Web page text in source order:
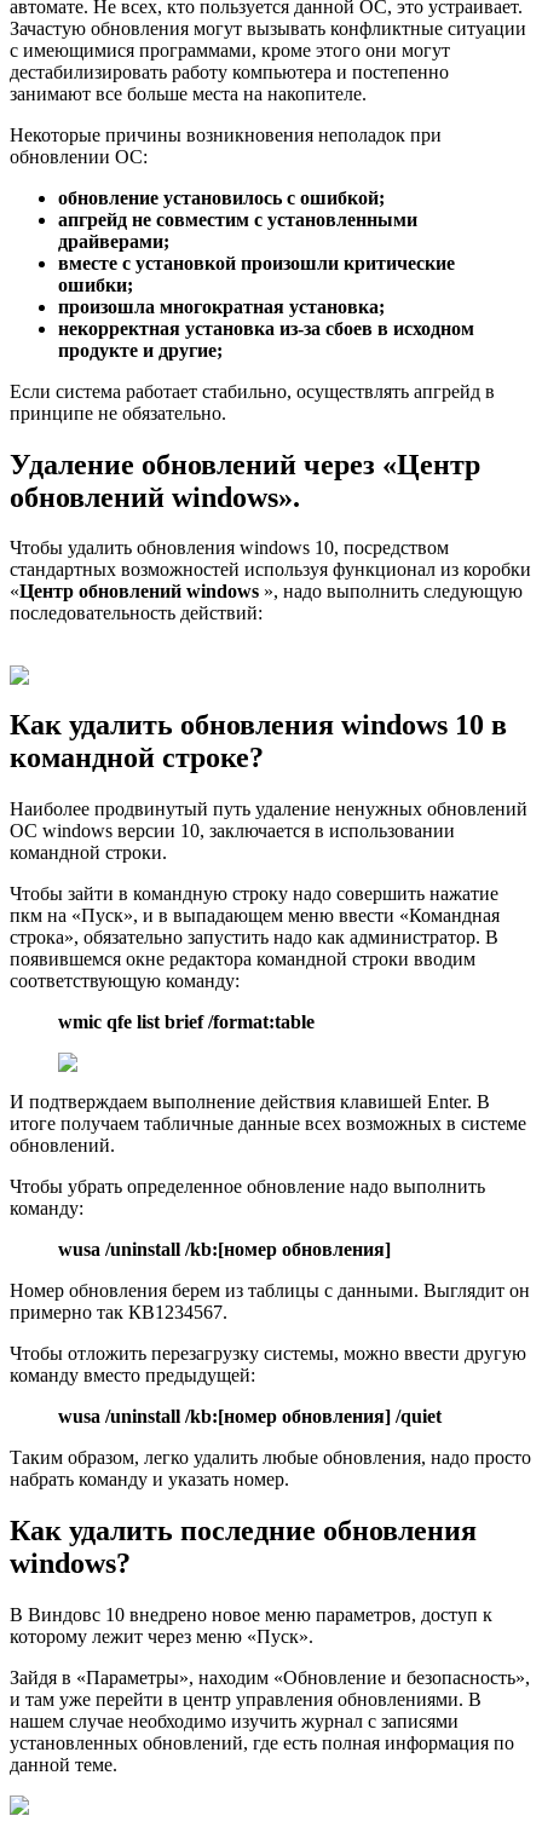
автомате. Не всех, кто пользуется данной ОС, это устраивает.
Зачастую обновления могут вызывать конфликтные ситуации
с имеющимися программами, кроме этого они могут
дестабилизировать работу компьютера и постепенно
занимают все больше места на накопителе.
Некоторые причины возникновения неполадок при
обновлении ОС:
обновление установилось с ошибкой;
апгрейд не совместим с установленными
драйверами;
вместе с установкой произошли критические
ошибки;
произошла многократная установка;
некорректная установка из-за сбоев в исходном
продукте и другие;
Если система работает стабильно, осуществлять апгрейд в
принципе не обязательно.
Удаление обновлений через «Центр
обновлений windows».
Чтобы удалить обновления windows 10, посредством
стандартных возможностей используя функционал из коробки
«Центр обновлений windows », надо выполнить следующую
последовательность действий:
Как удалить обновления windows 10 в
командной строке?
Наиболее продвинутый путь удаление ненужных обновлений
ОС windows версии 10, заключается в использовании
командной строки.
Чтобы зайти в командную строку надо совершить нажатие
пкм на «Пуск», и в выпадающем меню ввести «Командная
строка», обязательно запустить надо как администратор. В
появившемся окне редактора командной строки вводим
соответствующую команду:
wmic qfe list brief /format:table
И подтверждаем выполнение действия клавишей Enter. В
итоге получаем табличные данные всех возможных в системе
обновлений.
Чтобы убрать определенное обновление надо выполнить
команду:
wusa /uninstall /kb:[номер обновления]
Номер обновления берем из таблицы с данными. Выглядит он
примерно так КВ1234567.
Чтобы отложить перезагрузку системы, можно ввести другую
команду вместо предыдущей:
wusa /uninstall /kb:[номер обновления] /quiet
Таким образом, легко удалить любые обновления, надо просто
набрать команду и указать номер.
Как удалить последние обновления
windows?
В Виндовс 10 внедрено новое меню параметров, доступ к
которому лежит через меню «Пуск».
Зайдя в «Параметры», находим «Обновление и безопасность»,
и там уже перейти в центр управления обновлениями. В
нашем случае необходимо изучить журнал с записями
установленных обновлений, где есть полная информация по
данной теме.